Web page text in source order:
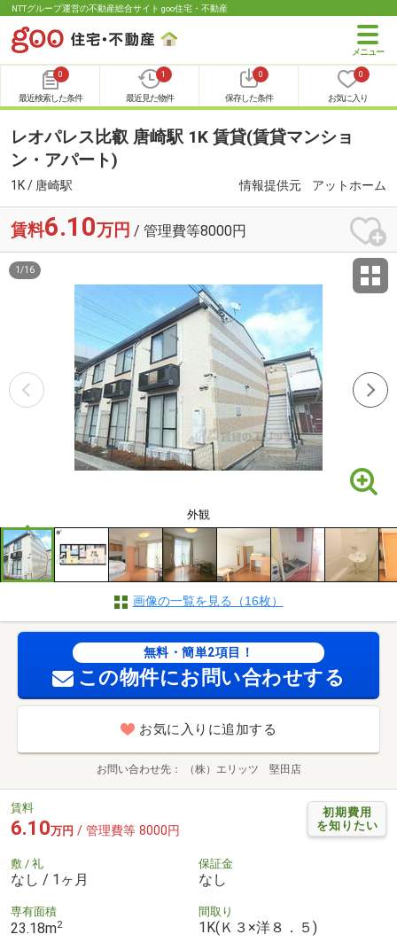
NTTグループ運営の不動産総合サイト goo住宅・不動産
0
最近検索した条件
1
最近見た物件
0
保存した条件
0
お気に入り
レオパレス比叡 唐崎駅 1K 賃貸(賃貸マンショ
ン・アパート)
1K / 唐崎駅 情報提供元 アットホーム
賃料6.10万円 / 管理費等8000円
外観
1 /16
画像の一覧を見る（16枚）
無料・簡単2項目！
この物件にお問い合わせする
お気に入りに追加する
お問い合わせ先 （株）エリッツ 堅田店
初期費用
を知りたい
賃料
6.10万円 / 管理費等 8000円
敷 / 礼
なし / 1ヶ月
保証金
なし
専有面積
23.18m2
間取り
1K(Ｋ３×洋８．５)